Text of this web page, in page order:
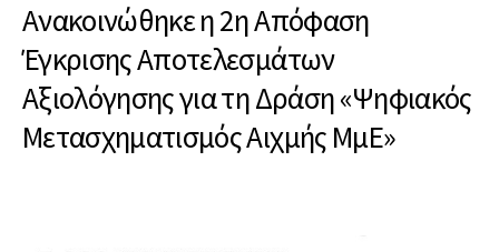
Ανακοινώθηκε η 2η Απόφαση
Έγκρισης Αποτελεσμάτων
Αξιολόγησης για τη Δράση «Ψηφιακός
Μετασχηματισμός Αιχμής ΜμΕ»